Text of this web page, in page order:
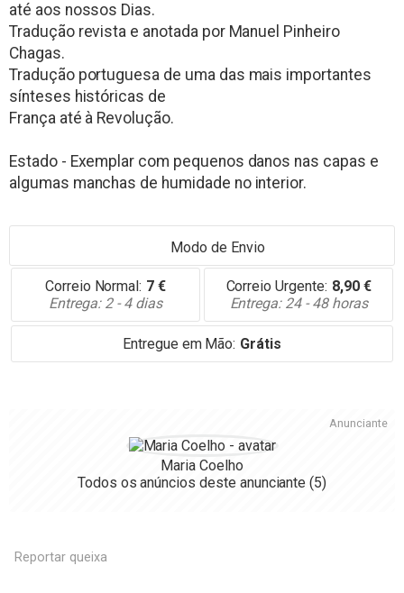
até aos nossos Dias.
Tradução revista e anotada por Manuel Pinheiro
Chagas.
Tradução portuguesa de uma das mais importantes
sínteses históricas de
França até à Revolução.
Estado - Exemplar com pequenos danos nas capas e
algumas manchas de humidade no interior.
Modo de Envio
Correio Normal: 7 €
Entrega: 2 - 4 dias
Correio Urgente: 8,90 €
Entrega: 24 - 48 horas
Entregue em Mão: Grátis
Anunciante
Maria Coelho
Todos os anúncios deste anunciante(5)
Reportar queixa